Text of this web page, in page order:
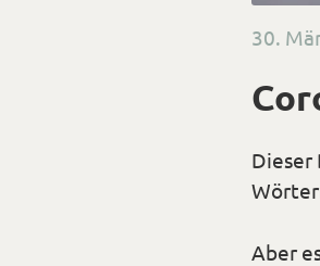
30.
Dieser
Aber